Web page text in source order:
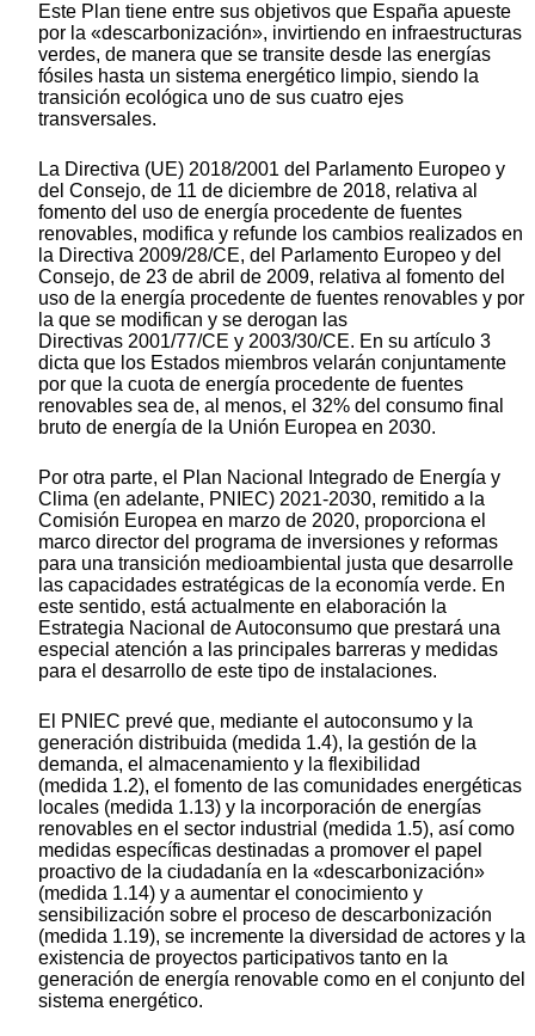
Este Plan tiene entre sus objetivos que España apueste
por la «descarbonización», invirtiendo en infraestructuras
verdes, de manera que se transite desde las energías
fósiles hasta un sistema energético limpio, siendo la
transición ecológica uno de sus cuatro ejes
transversales.
La Directiva (UE) 2018/2001 del Parlamento Europeo y
del Consejo, de 11 de diciembre de 2018, relativa al
fomento del uso de energía procedente de fuentes
renovables, modifica y refunde los cambios realizados en
la Directiva 2009/28/CE, del Parlamento Europeo y del
Consejo, de 23 de abril de 2009, relativa al fomento del
uso de la energía procedente de fuentes renovables y por
la que se modifican y se derogan las
Directivas 2001/77/CE y 2003/30/CE. En su artículo 3
dicta que los Estados miembros velarán conjuntamente
por que la cuota de energía procedente de fuentes
renovables sea de, al menos, el 32% del consumo final
bruto de energía de la Unión Europea en 2030.
Por otra parte, el Plan Nacional Integrado de Energía y
Clima (en adelante, PNIEC) 2021-2030, remitido a la
Comisión Europea en marzo de 2020, proporciona el
marco director del programa de inversiones y reformas
para una transición medioambiental justa que desarrolle
las capacidades estratégicas de la economía verde. En
este sentido, está actualmente en elaboración la
Estrategia Nacional de Autoconsumo que prestará una
especial atención a las principales barreras y medidas
para el desarrollo de este tipo de instalaciones.
El PNIEC prevé que, mediante el autoconsumo y la
generación distribuida (medida 1.4), la gestión de la
demanda, el almacenamiento y la flexibilidad
(medida 1.2), el fomento de las comunidades energéticas
locales (medida 1.13) y la incorporación de energías
renovables en el sector industrial (medida 1.5), así como
medidas específicas destinadas a promover el papel
proactivo de la ciudadanía en la «descarbonización»
(medida 1.14) y a aumentar el conocimiento y
sensibilización sobre el proceso de descarbonización
(medida 1.19), se incremente la diversidad de actores y la
existencia de proyectos participativos tanto en la
generación de energía renovable como en el conjunto del
sistema energético.